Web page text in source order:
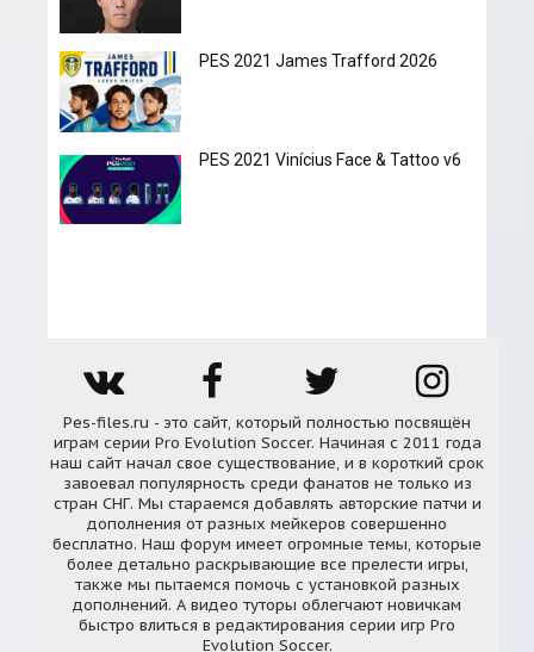
PES 2021 James Trafford 2026
PES 2021 Vinícius Face & Tattoo v6
Pes-files.ru - это сайт, который полностью посвящён
играм серии Pro Evolution Soccer. Начиная с 2011 года
наш сайт начал свое существование, и в короткий срок
завоевал популярность среди фанатов не только из
стран СНГ. Мы стараемся добавлять авторские патчи и
дополнения от разных мейкеров совершенно
бесплатно. Наш форум имеет огромные темы, которые
более детально раскрывающие все прелести игры,
также мы пытаемся помочь с установкой разных
дополнений. А видео туторы облегчают новичкам
быстро влиться в редактирования серии игр Pro
Evolution Soccer.